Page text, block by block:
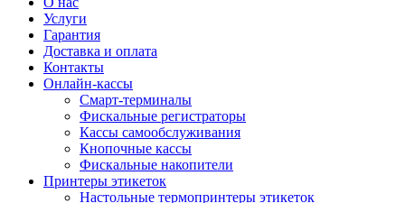
Услуги
Гарантия
Доставка и оплата
Контакты
Онлайн-кассы
Смарт-терминалы
Фискальные регистраторы
Кассы самообслуживания
Кнопочные кассы
Фискальные накопители
Принтеры этикеток
Настольные термопринтеры этикеток